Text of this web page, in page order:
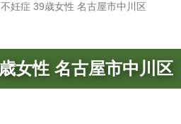
不妊症 39歳女性 名古屋市中川区
女性 名古屋市中川区